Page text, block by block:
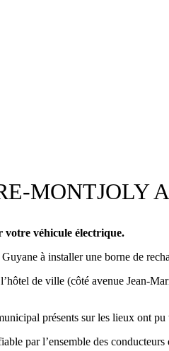
MONTJOLY
votre véhicule électrique.
à installer une borne de
de ville (côté avenue Jean-
présents sur les lieux ont
par l’ensemble des